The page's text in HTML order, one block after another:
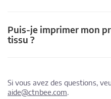
Puis-je imprimer mon
tissu ?
Si vous avez des questions,
aide@ctnbee.com.